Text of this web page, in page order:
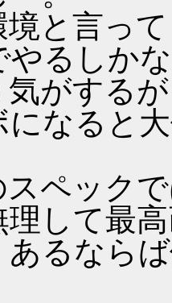
と言っ
やるしか
がする
になると
ペック
理して最
あるなら